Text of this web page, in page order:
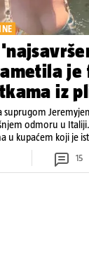
je
iz
suprugom
odmoru u
u kupaćem koji je
15